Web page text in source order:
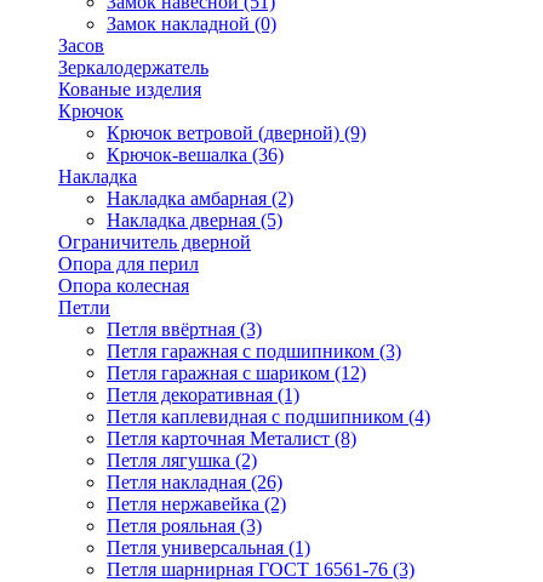
Замок накладной (0)
Засов
Зеркалодержатель
Кованые изделия
Крючок
Крючок ветровой (дверной) (9)
Крючок-вешалка (36)
Накладка
Накладка амбарная (2)
Накладка дверная (5)
Ограничитель дверной
Опора для перил
Опора колесная
Петли
Петля ввёртная (3)
Петля гаражная с подшипником (3)
Петля гаражная с шариком (12)
Петля декоративная (1)
Петля каплевидная с подшипником (4)
Петля карточная Металист (8)
Петля лягушка (2)
Петля накладная (26)
Петля нержавейка (2)
Петля рояльная (3)
Петля универсальная (1)
Петля шарнирная ГОСТ 16561-76 (3)